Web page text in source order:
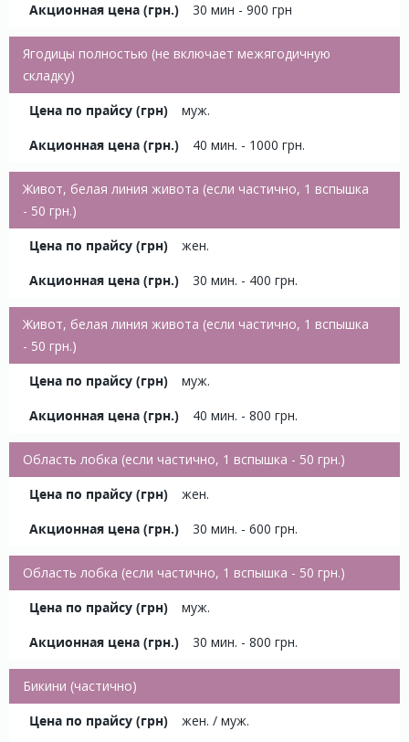
30 мин - 900 грн
Ягодицы полностью (не включает межягодичную
складку)
муж.
40 мин. - 1000 грн.
Живот, белая линия живота (если частично, 1 вспышка
- 50 грн.)
жен.
30 мин. - 400 грн.
Живот, белая линия живота (если частично, 1 вспышка
- 50 грн.)
муж.
40 мин. - 800 грн.
Область лобка (если частично, 1 вспышка - 50 грн.)
жен.
30 мин. - 600 грн.
Область лобка (если частично, 1 вспышка - 50 грн.)
муж.
30 мин. - 800 грн.
Бикини (частично)
жен. / муж.